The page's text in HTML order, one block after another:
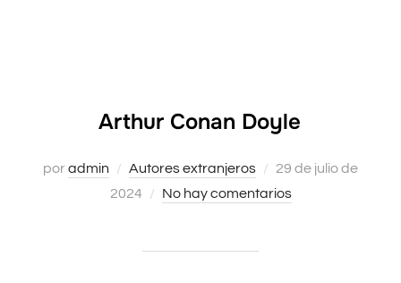
Arthur Conan Doyle
poradmin Autores extranjeros
Publicado
el
29 de julio de
2024
No hay comentarios